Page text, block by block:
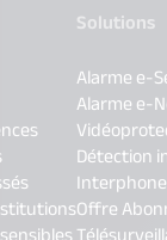
Solutions
Alarme e-
Alarme e-
Détection
Offre